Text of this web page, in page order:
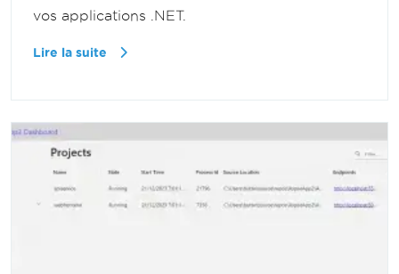
vos applications .NET.
Lire la suite